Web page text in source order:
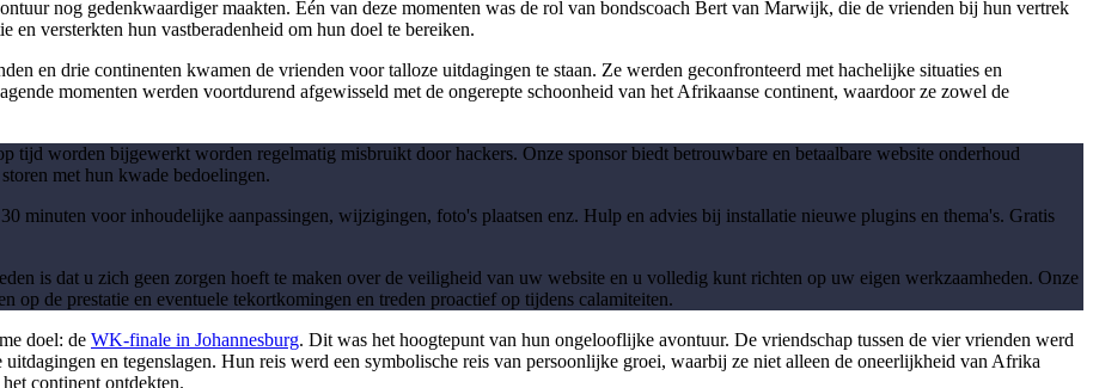
nog gedenkwaardiger maakten. Eén van deze momenten was de rol van bondscoach Bert van Marwijk, die de vrienden bij hun vertrek
en versterkten hun vastberadenheid om hun doel te bereiken.
en drie continenten kwamen de vrienden voor talloze uitdagingen te staan. Ze werden geconfronteerd met hachelijke situaties en
momenten werden voortdurend afgewisseld met de ongerepte schoonheid van het Afrikaanse continent, waardoor ze zowel de
tijd worden bijgewerkt worden regelmatig misbruikt door hackers. Onze sponsor biedt betrouwbare en betaalbare website onderhoud
met hun kwade bedoelingen.
30 minuten voor inhoudelijke aanpassingen, wijzigingen, foto's plaatsen enz. Hulp en advies bij installatie nieuwe plugins en thema's. Gratis
is dat u zich geen zorgen hoeft te maken over de veiligheid van uw website en u volledig kunt richten op uw eigen werkzaamheden. Onze
op de prestatie en eventuele tekortkomingen en treden proactief op tijdens calamiteiten.
doel: de WK-finale in Johannesburg. Dit was het hoogtepunt van hun ongelooflijke avontuur. De vriendschap tussen de vier vrienden werd
en tegenslagen. Hun reis werd een symbolische reis van persoonlijke groei, waarbij ze niet alleen de oneerlijkheid van Afrika
continent ontdekten.